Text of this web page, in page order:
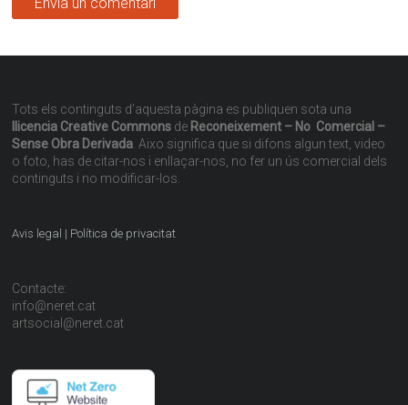
Tots els continguts d’aquesta pàgina es publiquen sota una
llicencia Creative Commons de Reconeixement – No Comercial –
Sense Obra Derivada . Aixo significa que si difons algun text, video
o foto, has de citar-nos i enllaçar-nos, no fer un ús comercial dels
continguts i no modificar-los.
Avis legal | Política de privacitat
Contacte:
info@neret.cat
artsocial@neret.cat